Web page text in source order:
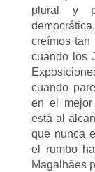
plural y
creímos tan
cuando los
cuando
en el mejor
está al
que nunca
el rumbo
Magalhães